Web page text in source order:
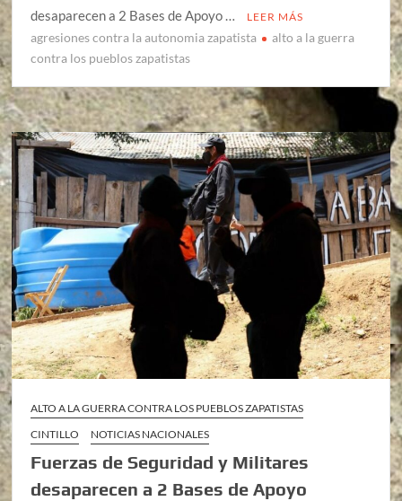
desaparecen a 2 Bases de Apoyo …
LEER MÁS
agresiones contra la autonomia zapatista
alto a la guerra
contra los pueblos zapatistas
ALTO A LA GUERRA CONTRA LOS PUEBLOS ZAPATISTAS
CINTILLO
NOTICIAS NACIONALES
Fuerzas de Seguridad y Militares
desaparecen a 2 Bases de Apoyo